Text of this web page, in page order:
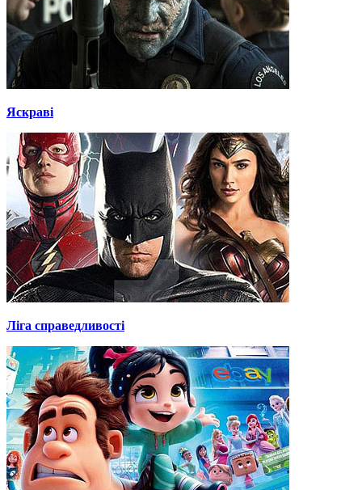
Яскраві
Ліга справедливості